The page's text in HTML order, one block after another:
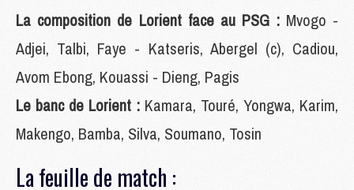
La composition de Lorient face au PSG : Mvogo -
Adjei, Talbi, Faye - Katseris, Abergel (c), Cadiou,
Avom Ebong, Kouassi - Dieng, Pagis
Le banc de Lorient :Kamara, Touré, Yongwa, Karim,
Makengo, Bamba, Silva, Soumano, Tosin
La feuille de match :